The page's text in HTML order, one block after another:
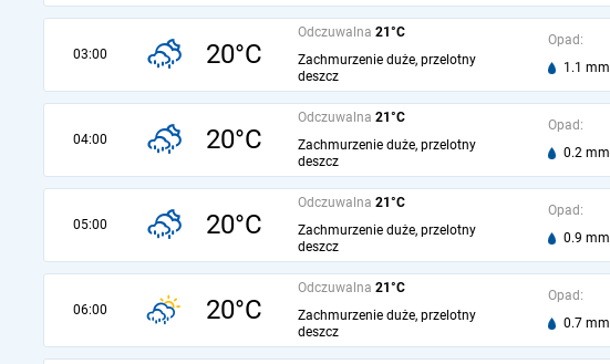
03:00 20°C
Odczuwalna 21°C
Zachmurzenie duże, przelotny
deszcz
Opad:
1.1 mm
04:00 20°C
Odczuwalna 21°C
Zachmurzenie duże, przelotny
deszcz
Opad:
0.2 mm
05:00 20°C
Odczuwalna 21°C
Zachmurzenie duże, przelotny
deszcz
Opad:
0.9 mm
06:00 20°C
Odczuwalna 21°C
Zachmurzenie duże, przelotny
deszcz
Opad:
0.7 mm